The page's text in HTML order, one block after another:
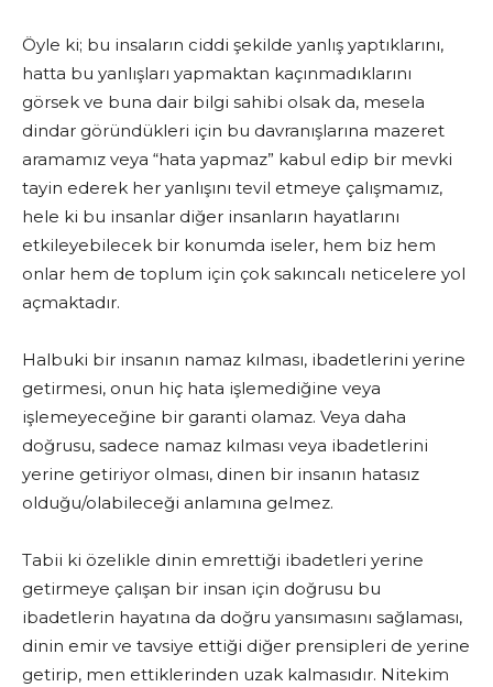
Öyle ki; bu insaların ciddi şekilde yanlış yaptıklarını,
hatta bu yanlışları yapmaktan kaçınmadıklarını
görsek ve buna dair bilgi sahibi olsak da, mesela
dindar göründükleri için bu davranışlarına mazeret
aramamız veya “hata yapmaz” kabul edip bir mevki
tayin ederek her yanlışını tevil etmeye çalışmamız,
hele ki bu insanlar diğer insanların hayatlarını
etkileyebilecek bir konumda iseler, hem biz hem
onlar hem de toplum için çok sakıncalı neticelere yol
açmaktadır.
Halbuki bir insanın namaz kılması, ibadetlerini yerine
getirmesi, onun hiç hata işlemediğine veya
işlemeyeceğine bir garanti olamaz. Veya daha
doğrusu, sadece namaz kılması veya ibadetlerini
yerine getiriyor olması, dinen bir insanın hatasız
olduğu/olabileceği anlamına gelmez.
Tabii ki özelikle dinin emrettiği ibadetleri yerine
getirmeye çalışan bir insan için doğrusu bu
ibadetlerin hayatına da doğru yansımasını sağlaması,
dinin emir ve tavsiye ettiği diğer prensipleri de yerine
getirip, men ettiklerinden uzak kalmasıdır. Nitekim